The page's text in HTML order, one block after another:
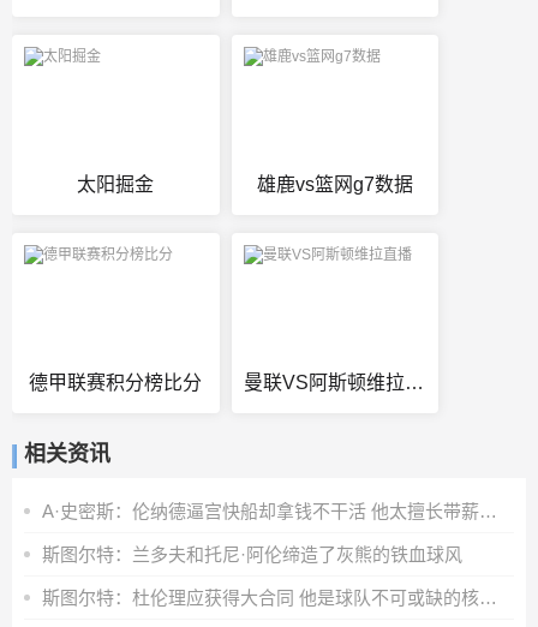
太阳掘金 雄鹿vs篮网g7数据
德甲联赛积分榜比分 曼联VS阿斯顿维拉直播
相关资讯
A·史密斯：伦纳德逼宫快船却拿钱不干活 他太擅长带薪休假了
斯图尔特：兰多夫和托尼·阿伦缔造了灰熊的铁血球风
斯图尔特：杜伦理应获得大合同 他是球队不可或缺的核心拼图